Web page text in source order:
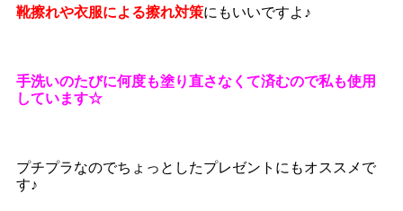
靴擦れや衣服による擦れ対策にもいいですよ♪
手洗いのたびに何度も塗り直さなくて済むので私も使用
しています☆
プチプラなのでちょっとしたプレゼントにもオススメで
す♪